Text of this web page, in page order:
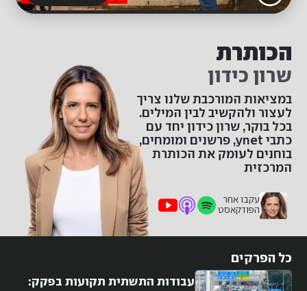
הכותרת
שרון כידון
במציאות המורכבת שלנו צריך
לעצור ולהקשיב לבין המילים.
בכל בוקר, שרון כידון יחד עם
כתבי ynet, פרשנים ומומחים,
בוחנים לעומק את הכותרת
המרכזית
עקבו אחר
הפודקאסט
כל הפרקים
עבודות התשתית תקועות בפקק: